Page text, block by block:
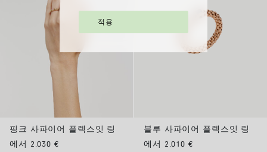
적용
핑크 사파이어 플렉스잇 링
에서 2.030 €
블루 사파이어 플렉스잇 링
에서 2.010 €